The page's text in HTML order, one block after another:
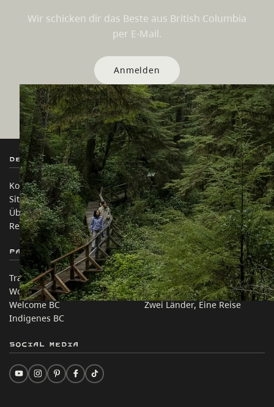
Wir schicken dir das Beste aus British Columbia
per E-Mail.
Anmelden
Destination BC
Kontakt
Sitemap
Über uns
Rechtliches & Richtlinien
Unsere Websites
Reisebranche
Medien
Unternehmen
简体中文 – China
Partnerseiten
Trade & Invest BC
Work BC
Welcome BC
Indigenes BC
Auf dieser Website
Reisevorschläge
Praktische Tipps
Zwei Länder, Eine Reise
Social Media